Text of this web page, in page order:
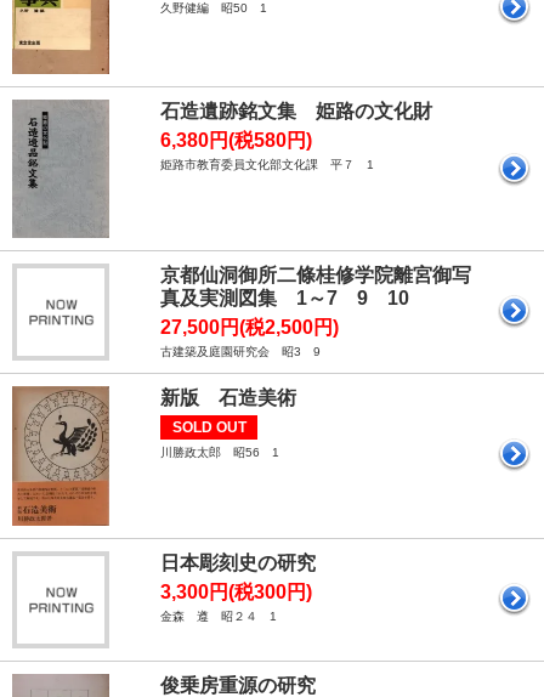
久野健編 昭50 1
石造遺跡銘文集 姫路の文化財
6,380円(税580円)
姫路市教育委員文化部文化課 平７ 1
京都仙洞御所二條桂修学院離宮御写
真及実測図集 1～7 9 10
27,500円(税2,500円)
古建築及庭園研究会 昭3 9
新版 石造美術
SOLD OUT
川勝政太郎 昭56 1
日本彫刻史の研究
3,300円(税300円)
金森 遵 昭２４ 1
俊乗房重源の研究